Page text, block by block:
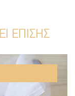
ΕΠΙΣΗΣ